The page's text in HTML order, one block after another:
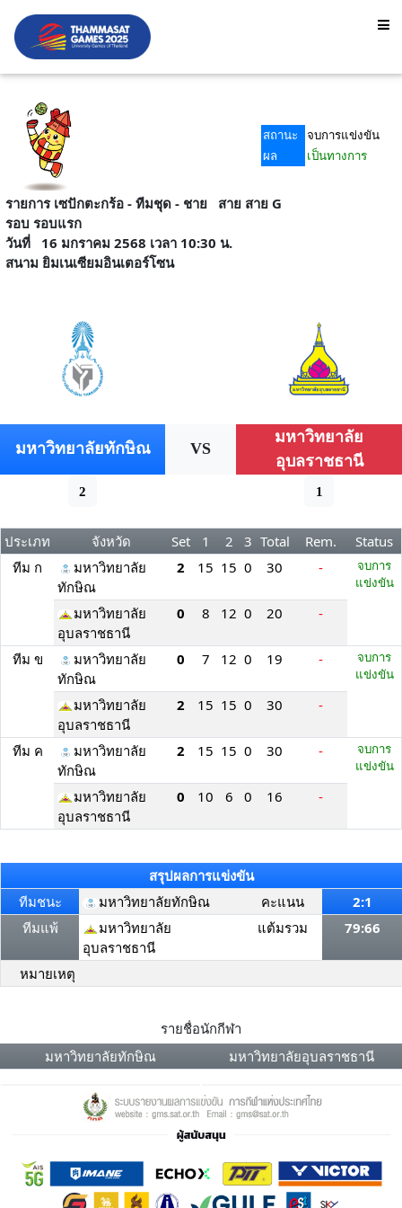
สถานะ
จบการแข่งขัน
ผล
เป็นทางการ
รายการ เซปักตะกร้อ - ทีมชุด - ชาย สาย สาย G
รอบ รอบแรก
วันที่ 16 มกราคม 2568 เวลา 10:30 น.
สนาม ยิมเนเซียมอินเตอร์โซน
มหาวิทยาลัยทักษิณ VS
มหาวิทยาลัย
อุบลราชธานี
2 1
ประเภท จังหวัด Set 1 2 3 Total Rem.
Status
ทีม ก
มหาวิทยาลัย
ทักษิณ
2 15 15 0 30 -
จบการ
แข่งขัน
มหาวิทยาลัย
อุบลราชธานี
0 8 12 0 20 -
ทีม ข
มหาวิทยาลัย
ทักษิณ
0 7 12 0 19 -
จบการ
แข่งขัน
มหาวิทยาลัย
อุบลราชธานี
2 15 15 0 30 -
ทีม ค
มหาวิทยาลัย
ทักษิณ
2 15 15 0 30 -
จบการ
แข่งขัน
มหาวิทยาลัย
อุบลราชธานี
0 10 6 0 16 -
สรุปผลการแข่งขัน
ทีมชนะ
มหาวิทยาลัยทักษิณ คะแนน
2:1
ทีมแพ้
มหาวิทยาลัย
อุบลราชธานี
แต้มรวม 79:66
หมายเหตุ
รายชื่อนักกีฬา
มหาวิทยาลัยทักษิณ
มหาวิทยาลัยอุบลราชธานี